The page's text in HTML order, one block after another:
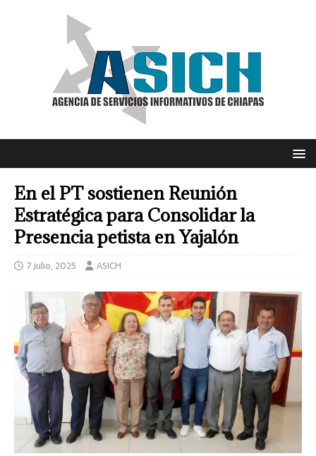
En el PT sostienen Reunión
Estratégica para Consolidar la
Presencia petista en Yajalón
7 julio, 2025 ASICH